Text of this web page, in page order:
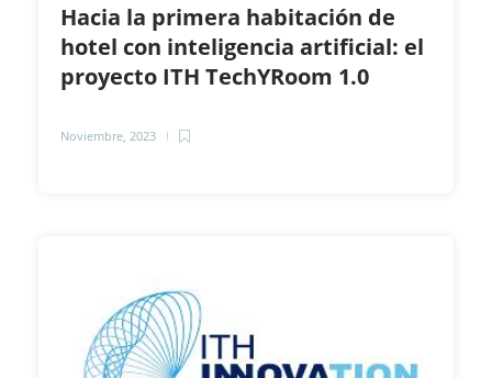
Hacia la primera habitación de
hotel con inteligencia artificial: el
proyecto ITH TechYRoom 1.0
Noviembre, 2023